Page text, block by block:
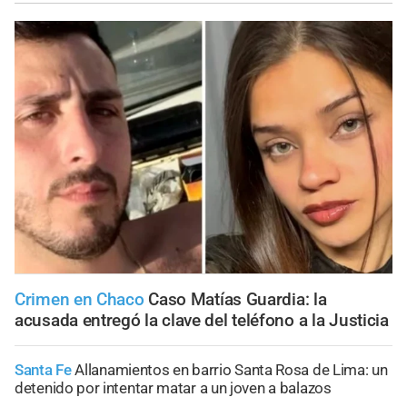
Crimen en Chaco Caso Matías Guardia: la
acusada entregó la clave del teléfono a la Justicia
Santa FeAllanamientos en barrio Santa Rosa de Lima: un
detenido por intentar matar a un joven a balazos